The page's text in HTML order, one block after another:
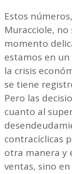
Estos
Muracciole,
momento
estamos en
la crisis
se tiene
Pero las
cuanto al
contracíclicas
otra manera y
ventas, sino